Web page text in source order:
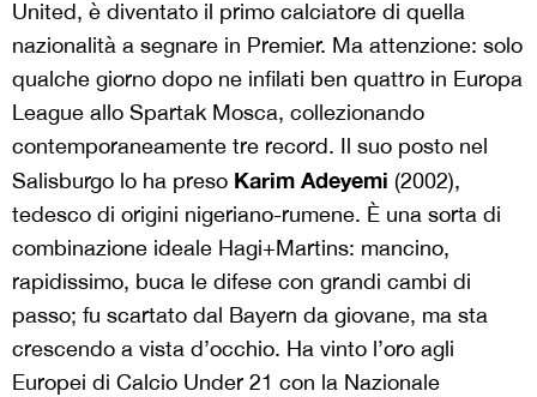
United, è diventato il primo calciatore di quella
nazionalità a segnare in Premier. Ma attenzione: solo
qualche giorno dopo ne infilati ben quattro in Europa
League allo Spartak Mosca, collezionando
contemporaneamente tre record. Il suo posto nel
Salisburgo lo ha preso Karim Adeyemi (2002),
tedesco di origini nigeriano-rumene. È una sorta di
combinazione ideale Hagi+Martins: mancino,
rapidissimo, buca le difese con grandi cambi di
passo; fu scartato dal Bayern da giovane, ma sta
crescendo a vista d’occhio. Ha vinto l’oro agli
Europei di Calcio Under 21 con la Nazionale